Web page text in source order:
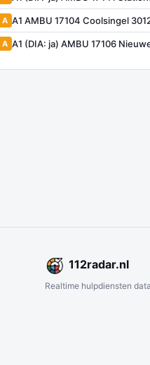
A A1 AMBU 17104 Coolsingel
A A1 (DIA: ja) AMBU 17106
112radar.nl
Realtime hulpdiensten